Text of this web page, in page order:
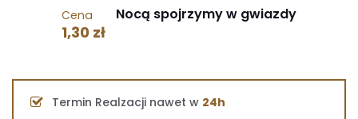
Cena
1,30 zł
Nocą spojrzymy w gwiazdy
Termin Realzacji nawet w 24h